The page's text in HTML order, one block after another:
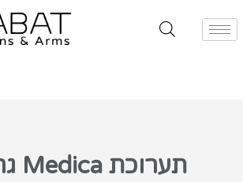
תערוכת Medica גרמניה